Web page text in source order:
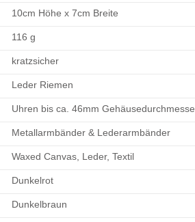
10cm Höhe x 7cm Breite
116 g
kratzsicher
Leder Riemen
Uhren bis ca. 46mm
Metallarmbänder & Lederarmbänder
Waxed Canvas, Leder, Textil
Dunkelrot
Dunkelbraun